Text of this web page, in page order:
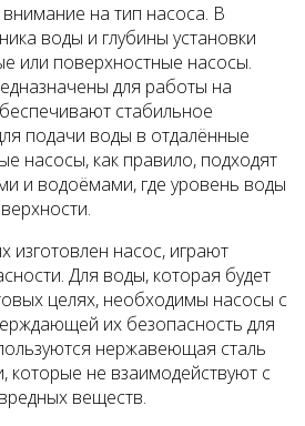
на тип насоса. В
воды и глубины установки
или поверхностные насосы.
для работы на
стабильное
подачи воды в отдалённые
насосы, как правило, подходят
и водоёмами, где уровень воды
изготовлен насос, играют
Для воды, которая будет
целях, необходимы насосы с
их безопасность для
нержавеющая сталь
которые не взаимодействуют с
веществ.